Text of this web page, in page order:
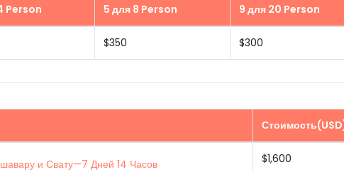
Person 5 для 8 Person 9 для 20 Person
$350 $300
и Свату—7 Дней 14 Часов $1,600